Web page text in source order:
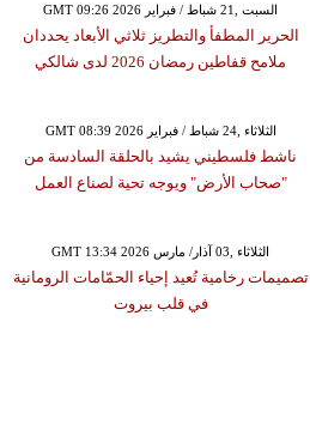
GMT 09:26 2026 السبت ,21 شباط / فبراير
الحرير المطفأ والتطريز ثلاثي الأبعاد يحددان
ملامح قفاطين رمضان 2026 لدى شالكي
GMT 08:39 2026 الثلاثاء ,24 شباط / فبراير
ناشط فلسطيني يشيد بالحلقة السادسة من
"صحاب الأرض" ويوجه تحية لصناع العمل
GMT 13:34 2026 الثلاثاء ,03 آذار/ مارس
تصميمات رخامية تُعيد إحياء الحمّامات الرومانية
في قلب بيروت